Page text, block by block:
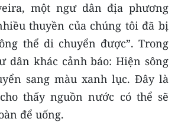
núi phía Bắc
một ngư dân địa phương
thuyền của chúng tôi đã bị
thể di chuyển được”. Trong
dân khác cảnh báo: Hiện sông
sang màu xanh lục. Đây là
thấy nguồn nước có thể sẽ
để uống.